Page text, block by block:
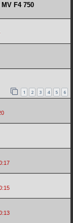
F4 750
1 2 3 4 5 6